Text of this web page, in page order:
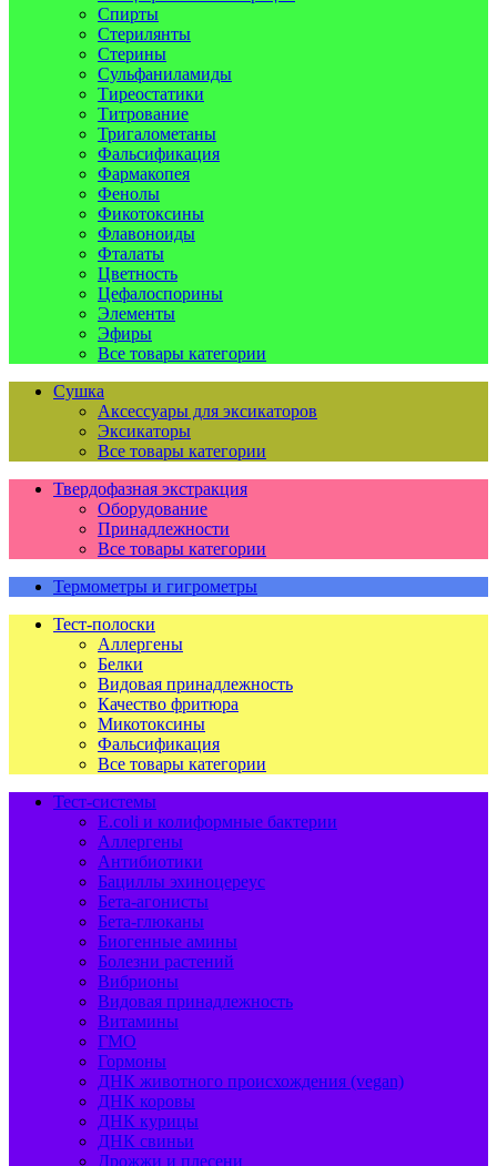
Спирты
Стерилянты
Стерины
Сульфаниламиды
Тиреостатики
Титрование
Тригалометаны
Фальсификация
Фармакопея
Фенолы
Фикотоксины
Флавоноиды
Фталаты
Цветность
Цефалоспорины
Элементы
Эфиры
Все товары категории
Сушка
Аксессуары для эксикаторов
Эксикаторы
Все товары категории
Твердофазная экстракция
Оборудование
Принадлежности
Все товары категории
Термометры и гигрометры
Тест-полоски
Аллергены
Белки
Видовая принадлежность
Качество фритюра
Микотоксины
Фальсификация
Все товары категории
Тест-системы
E.coli и колиформные бактерии
Аллергены
Антибиотики
Бациллы эхиноцереус
Бета-агонисты
Бета-глюканы
Биогенные амины
Болезни растений
Вибрионы
Видовая принадлежность
Витамины
ГМО
Гормоны
ДНК животного происхождения (vegan)
ДНК коровы
ДНК курицы
ДНК свиньи
Дрожжи и плесени